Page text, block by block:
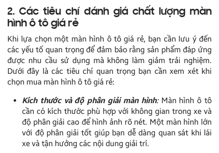
2. Các tiêu chí đánh giá chất lượng màn
hình ô tô giá rẻ
Khi lựa chọn một màn hình ô tô giá rẻ, bạn cần lưu ý đến
các yếu tố quan trọng để đảm bảo rằng sản phẩm đáp ứng
được nhu cầu sử dụng mà không làm giảm trải nghiệm.
Dưới đây là các tiêu chí quan trọng bạn cần xem xét khi
chọn mua màn hình ô tô giá rẻ:
Kích thước và độ phân giải màn hình:Màn hình ô tô
cần có kích thước phù hợp với không gian trong xe và
độ phân giải cao để hình ảnh rõ nét. Một màn hình lớn
với độ phân giải tốt giúp bạn dễ dàng quan sát khi lái
xe và tận hưởng các nội dung giải trí.